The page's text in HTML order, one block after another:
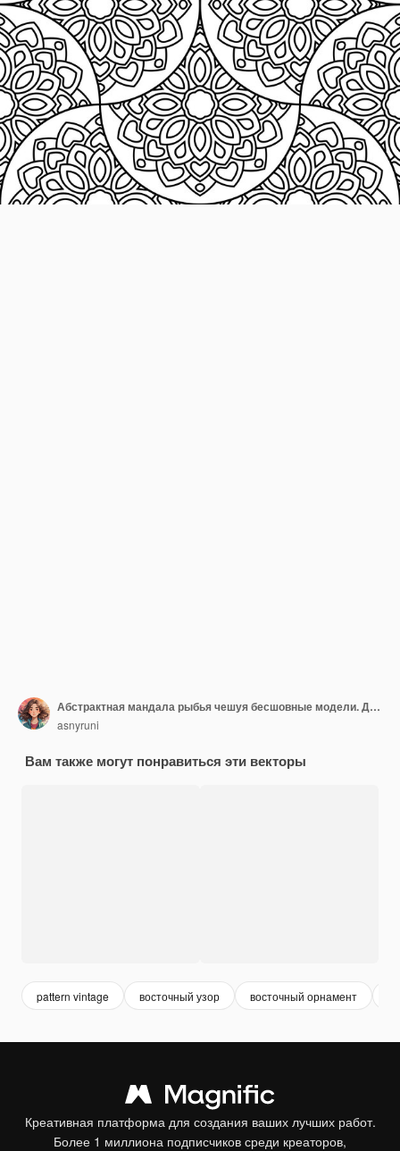
Абстрактная мандала рыбья чешуя бесшовные модели. Декоративная плитка, мозаичный фон. Цветочный пэчворк
asnyruni
Вам также могут понравиться эти векторы
pattern vintage восточный узор восточный орнамент
Креативная платформа для создания ваших лучших работ.
Более 1 миллиона подписчиков среди креаторов,